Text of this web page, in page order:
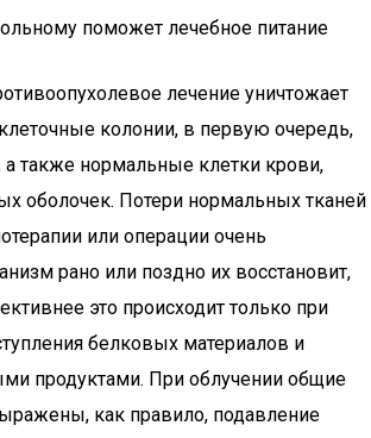
поможет лечебное питание
лечение уничтожает
колонии, в первую очередь,
а также нормальные клетки крови,
оболочек. Потери нормальных тканей
или операции очень
рано или поздно их восстановит,
это происходит только при
белковых материалов и
продуктами. При облучении общие
как правило, подавление